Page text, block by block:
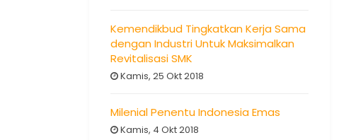
Kemendikbud Tingkatkan Kerja Sama
dengan Industri Untuk Maksimalkan
Revitalisasi SMK
Kamis, 25 Okt 2018
Milenial Penentu Indonesia Emas
Kamis, 4 Okt 2018